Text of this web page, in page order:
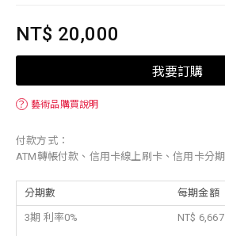
NT$ 20,000
我要訂購
？ 藝術品購買說明
付款方式：
ATM轉帳付款、信用卡線上刷卡、信用卡分期
分期數 每期金額
3期 利率0%
NT$ 6,667